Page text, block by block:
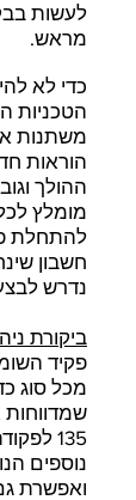
לעשות
מראש.
כדי לא
הטכניות
משתנות
הוראות
ההולך
מומלץ
להתחלת
חשבון
נדרש
ביקורת
פקיד
מכל סוג
135
נוספים
ואפשרת